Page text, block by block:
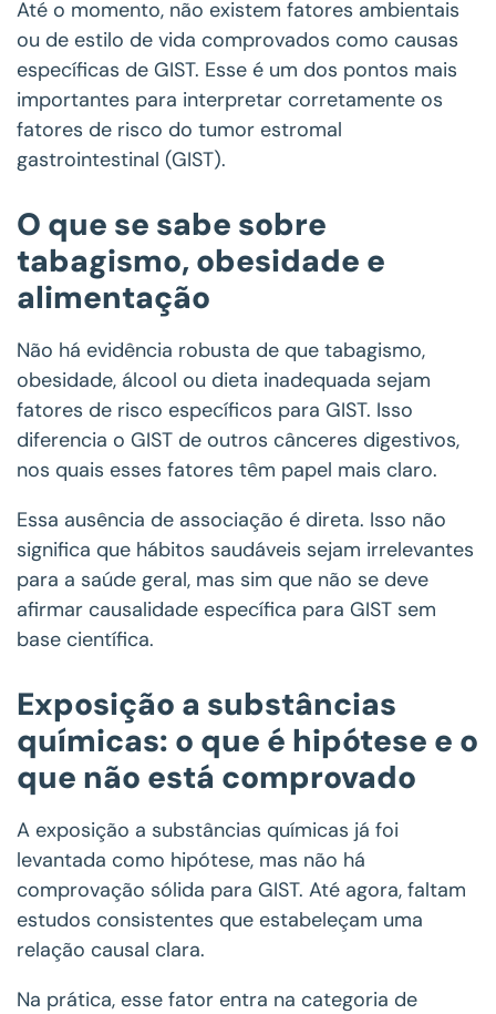
Até o momento, não existem fatores ambientais
ou de estilo de vida comprovados como causas
específicas de GIST. Esse é um dos pontos mais
importantes para interpretar corretamente os
fatores de risco do tumor estromal
gastrointestinal (GIST).
O que se sabe sobre
tabagismo, obesidade e
alimentação
Não há evidência robusta de que tabagismo,
obesidade, álcool ou dieta inadequada sejam
fatores de risco específicos para GIST. Isso
diferencia o GIST de outros cânceres digestivos,
nos quais esses fatores têm papel mais claro.
Essa ausência de associação é direta. Isso não
significa que hábitos saudáveis sejam irrelevantes
para a saúde geral, mas sim que não se deve
afirmar causalidade específica para GIST sem
base científica.
Exposição a substâncias
químicas: o que é hipótese e o
que não está comprovado
A exposição a substâncias químicas já foi
levantada como hipótese, mas não há
comprovação sólida para GIST. Até agora, faltam
estudos consistentes que estabeleçam uma
relação causal clara.
Na prática, esse fator entra na categoria de